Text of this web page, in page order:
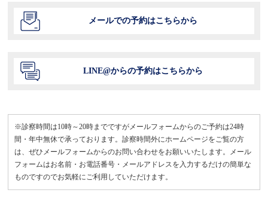
メールでの予約はこちらから
LINE@からの予約はこちらから
※診察時間は10時～20時までですがメールフォームからのご予約は24時
間・年中無休で承っております。診察時間外にホームページをご覧の方
は、ぜひメールフォームからのお問い合わせをお願いいたします。メール
フォームはお名前・お電話番号・メールアドレスを入力するだけの簡単な
ものですのでお気軽にご利用していただけます。